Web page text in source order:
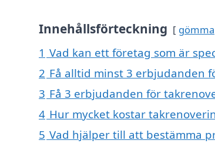
Innehållsförteckning gömma
1 Vad kan ett företag som är
2 Få alltid minst 3 erbjudanden
3 Få 3 erbjudanden för
4 Hur mycket kostar
5 Vad hjälper till att bestämma